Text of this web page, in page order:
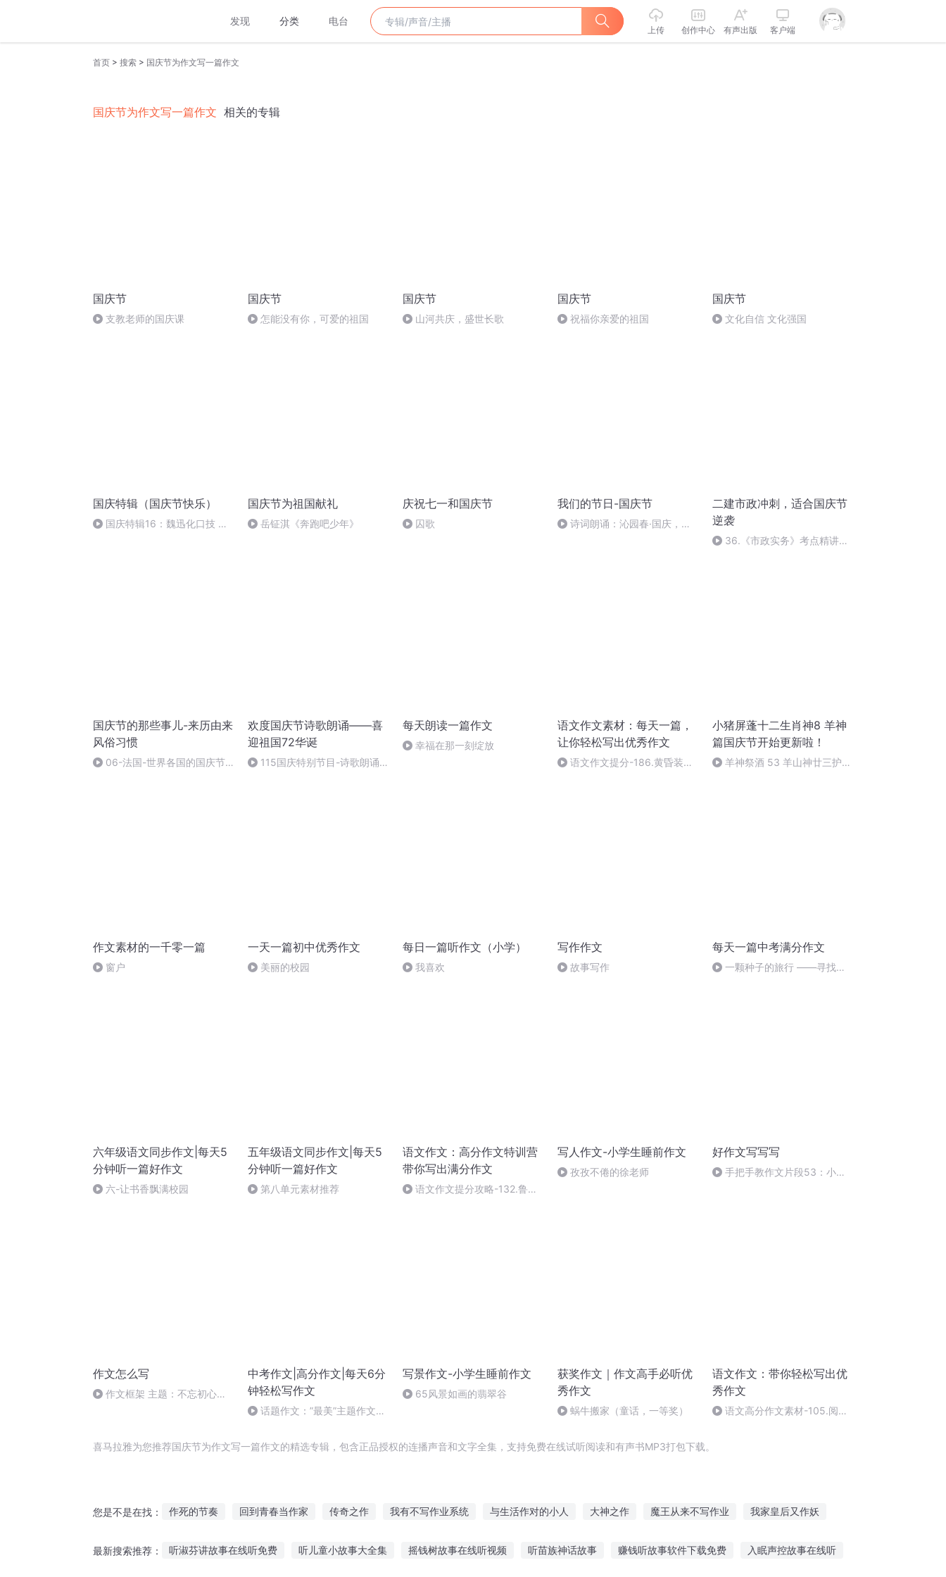
发现 分类 电台
上传 创作中心 有声出版 客户端
首页 > 搜索 > 国庆节为作文写一篇作文
国庆节为作文写一篇作文 相关的专辑
国庆节
支教老师的国庆课
国庆节
怎能没有你，可爱的祖国
国庆节
山河共庆，盛世长歌
国庆节
祝福你亲爱的祖国
国庆节
文化自信 文化强国
国庆特辑（国庆节快乐）
国庆特辑16：魏迅化口技 二
国庆节为祖国献礼
岳钲淇《奔跑吧少年》
庆祝七一和国庆节
囚歌
我们的节日-国庆节
诗词朗诵：沁园春·国庆，朗
二建市政冲刺，适合国庆节
逆袭
36.《市政实务》考点精讲第
国庆节的那些事儿-来历由来
风俗习惯
06-法国-世界各国的国庆节-
欢度国庆节诗歌朗诵——喜
迎祖国72华诞
115国庆特别节目-诗歌朗诵-
每天朗读一篇作文
幸福在那一刻绽放
语文作文素材：每天一篇，
让你轻松写出优秀作文
语文作文提分-186.黄昏装在
小猪屏蓬十二生肖神8 羊神
篇国庆节开始更新啦！
羊神祭酒 53 羊山神廿三护祭
作文素材的一千零一篇
窗户
一天一篇初中优秀作文
美丽的校园
每日一篇听作文（小学）
我喜欢
写作作文
故事写作
每天一篇中考满分作文
一颗种子的旅行 ——寻找生
六年级语文同步作文|每天5
分钟听一篇好作文
六-让书香飘满校园
五年级语文同步作文|每天5
分钟听一篇好作文
第八单元素材推荐
语文作文：高分作文特训营
带你写出满分作文
语文作文提分攻略-132.鲁
写人作文-小学生睡前作文
孜孜不倦的徐老师
好作文写写写
手把手教作文片段53：小改
作文怎么写
作文框架 主题：不忘初心，
中考作文|高分作文|每天6分
钟轻松写作文
话题作文：”最美”主题作文写
写景作文-小学生睡前作文
65风景如画的翡翠谷
获奖作文｜作文高手必听优
秀作文
蜗牛搬家（童话，一等奖）
语文作文：带你轻松写出优
秀作文
语文高分作文素材-105.阅读
喜马拉雅为您推荐国庆节为作文写一篇作文的精选专辑，包含正品授权的连播声音和文字全集，支持免费在线试听阅读和有声书MP3打包下载。
您是不是在找： 作死的节奏 回到青春当作家 传奇之作 我有不写作业系统 与生活作对的小人 大神之作 魔王从来不写作业 我家皇后又作妖
最新搜索推荐： 听淑芬讲故事在线听免费 听儿童小故事大全集 摇钱树故事在线听视频 听苗族神话故事 赚钱听故事软件下载免费 入眠声控故事在线听